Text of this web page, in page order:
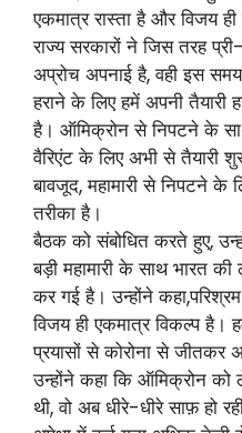
एकमात्र रास्ता है और विजय
राज्य सरकारों ने जिस तरह
अप्रोच अपनाई है, वही इस
हराने के लिए हमें अपनी
है। ऑमिक्रोन से निपटने के
वैरिएंट के लिए अभी से
बावजूद, महामारी से निपटने के
तरीका है।
बैठक को संबोधित करते हुए,
बड़ी महामारी के साथ भारत
कर गई है। उन्होंने
विजय ही एकमात्र विकल्प
प्रयासों से कोरोना से जीतकर
उन्होंने कहा कि ऑमिक्रोन
थी, वो अब धीरे-धीरे साफ़ हो